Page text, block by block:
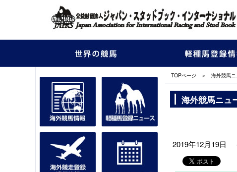
TOPページ ＞ 海外競馬
海外競馬ニュ
2019年12月19日